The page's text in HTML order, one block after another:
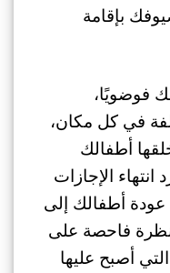
بإقامة
فوضويًا،
في كل مكان،
أطفالك
انتهاء الإجازات
عودة أطفالك إلى
نظرة فاحصة على
أصبح عليها